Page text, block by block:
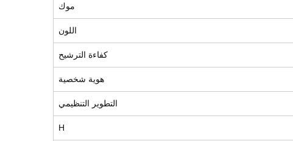
موك
اللون
كفاءة الترشيح
هوية شخصية
التطوير التنظيمي
H